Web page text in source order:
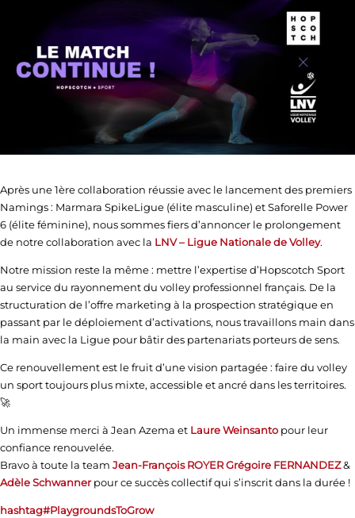
Après une 1ère collaboration réussie avec le lancement des premiers
Namings : Marmara SpikeLigue (élite masculine) et Saforelle Power
6 (élite féminine), nous sommes fiers d’annoncer le prolongement
de notre collaboration avec la LNV – Ligue Nationale de Volley.
Notre mission reste la même : mettre l’expertise d’Hopscotch Sport
au service du rayonnement du volley professionnel français. De la
structuration de l’offre marketing à la prospection stratégique en
passant par le déploiement d’activations, nous travaillons main dans
la main avec la Ligue pour bâtir des partenariats porteurs de sens.
Ce renouvellement est le fruit d’une vision partagée : faire du volley
un sport toujours plus mixte, accessible et ancré dans les territoires.
🚀
Un immense merci à Jean Azema et Laure Weinsanto pour leur
confiance renouvelée.
Bravo à toute la team Jean-François ROYERGrégoire FERNANDEZ&
Adèle Schwannerpour ce succès collectif qui s’inscrit dans la durée !
hashtag#PlaygroundsToGrow